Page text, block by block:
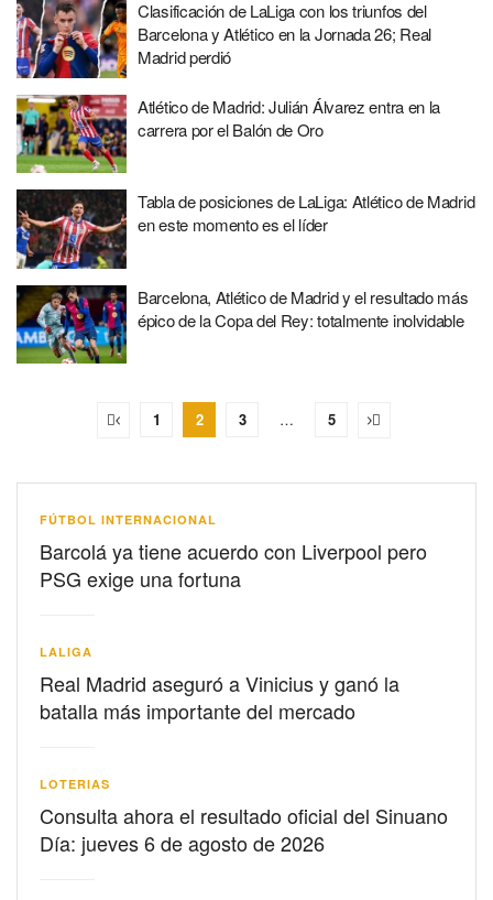
Clasificación de LaLiga con los triunfos del
Barcelona y Atlético en la Jornada 26; Real
Madrid perdió
Atlético de Madrid: Julián Álvarez entra en la
carrera por el Balón de Oro
Tabla de posiciones de LaLiga: Atlético de Madrid
en este momento es el líder
Barcelona, Atlético de Madrid y el resultado más
épico de la Copa del Rey: totalmente inolvidable
1 2 3 … 5
FÚTBOL INTERNACIONAL
Barcolá ya tiene acuerdo con Liverpool pero
PSG exige una fortuna
LALIGA
Real Madrid aseguró a Vinicius y ganó la
batalla más importante del mercado
LOTERIAS
Consulta ahora el resultado oficial del Sinuano
Día: jueves 6 de agosto de 2026